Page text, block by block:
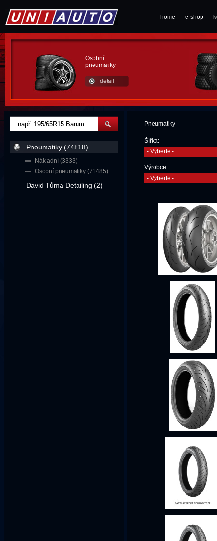
home e-shop
Osobní
pneumatiky
detail
Pneumatiky
Šířka:
- Vyberte -
Výrobce:
- Vyberte -
Pneumatiky (74818)
Nákladní (3333)
Osobní pneumatiky (71485)
David Tůma Detailing (2)